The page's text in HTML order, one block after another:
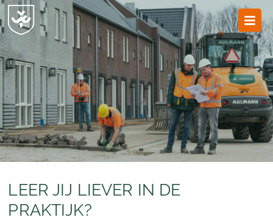
JvESCH
—
Van
Esch
LEER JIJ LIEVER IN DE
PRAKTIJK?